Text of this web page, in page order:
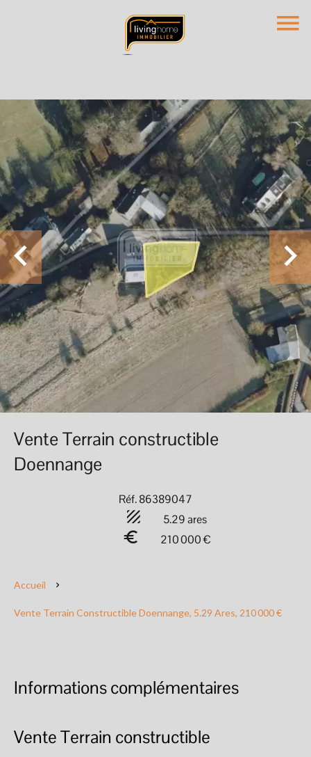
Vente Terrain constructible
Doennange
Réf. 86389047
5.29 ares
210 000 €
Accueil
Vente Terrain Constructible Doennange, 5.29 Ares, 210 000 €
Informations complémentaires
Vente Terrain constructible